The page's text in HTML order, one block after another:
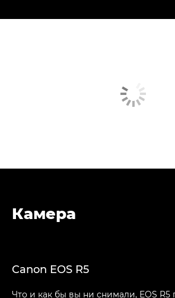
Камера
Canon EOS R5
Что и как бы вы ни снимали, EOS R5